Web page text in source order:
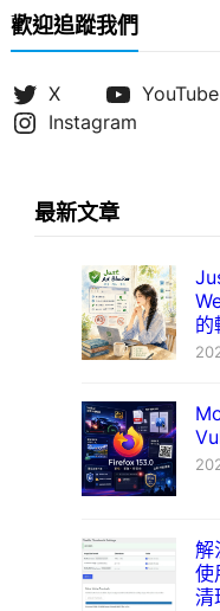
歡迎追蹤我們
X YouTube
Instagram
最新文章
的
解
使
清